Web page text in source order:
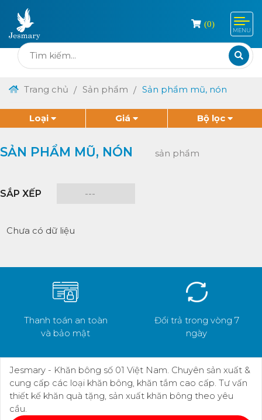
(0)
MENU
Trang chủ Sản phẩm Sản phẩm mũ, nón
Loại Giá Bộ lọc
SẢN PHẨM MŨ, NÓN sản phẩm
SẮP XẾP
Chưa có dữ liệu
Thanh toán an toàn
và bảo mật
Đổi trả trong vòng 7
ngày
Jesmary - Khăn bông số 01 Việt Nam. Chuyên sản xuất &
cung cấp các loại khăn bông, khăn tắm cao cấp. Tư vấn
thiết kế khăn quà tặng, sản xuất khăn bông theo yêu
cầu.